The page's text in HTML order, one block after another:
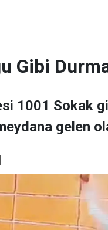
Gibi
1001 Sokak
gelen